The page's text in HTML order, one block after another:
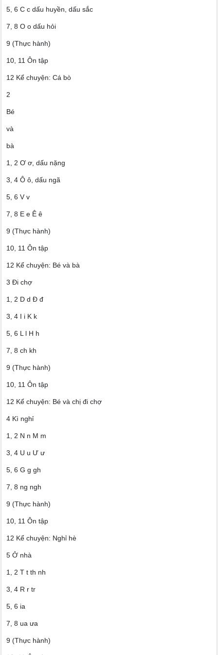
5, 6 C c dấu huyền, dấu sắc
7, 8 O o dấu hỏi
9 (Thực hành)
10, 11 Ôn tập
12 Kể chuyện: Cá bò
2
Bé
và
bà
1, 2 Ơ ơ, dấu nặng
3, 4 Ô ô, dấu ngã
5, 6 V v
7, 8 E e Ê ê
9 (Thực hành)
10, 11 Ôn tập
12 Kể chuyện: Bé và bà
3 Đi chợ
1, 2 D d Đ đ
3, 4 I i K k
5, 6 L l H h
7, 8 ch kh
9 (Thực hành)
10, 11 Ôn tập
12 Kể chuyện: Bé và chị đi chợ
4 Kì nghỉ
1, 2 N n M m
3, 4 U u Ư ư
5, 6 G g gh
7, 8 ng ngh
9 (Thực hành)
10, 11 Ôn tập
12 Kể chuyện: Nghỉ hè
5 Ở nhà
1, 2 T t th nh
3, 4 R r tr
5, 6 ia
7, 8 ua ưa
9 (Thực hành)